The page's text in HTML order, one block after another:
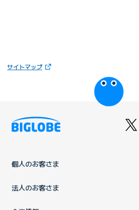
サイトマップ（新しいタブで開きます）
びっぷるのページ
個人のお客さま
法人のお客さま